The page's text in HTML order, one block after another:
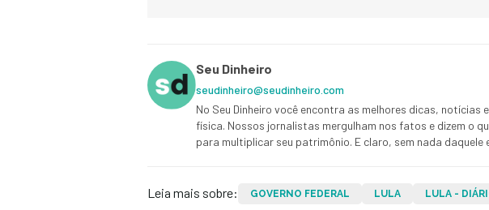
Seu Dinheiro
seudinheiro@seudinheiro.com
No Seu Dinheiro você encontra as melhores dicas,
física. Nossos jornalistas mergulham nos fatos e dizem o
para multiplicar seu patrimônio. E claro, sem nada daquele
Leia mais sobre: GOVERNO FEDERAL LULA LULA -